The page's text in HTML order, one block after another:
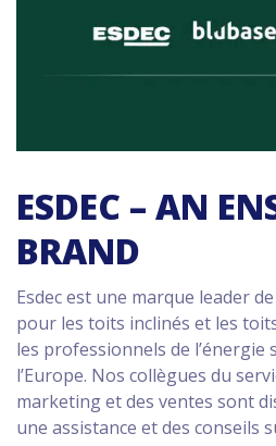
ESDEC – AN
BRAND
Esdec est une marque leader
pour les toits inclinés et les
les professionnels de l’énergie
l’Europe. Nos collègues du
marketing et des ventes sont
une assistance et des conseils